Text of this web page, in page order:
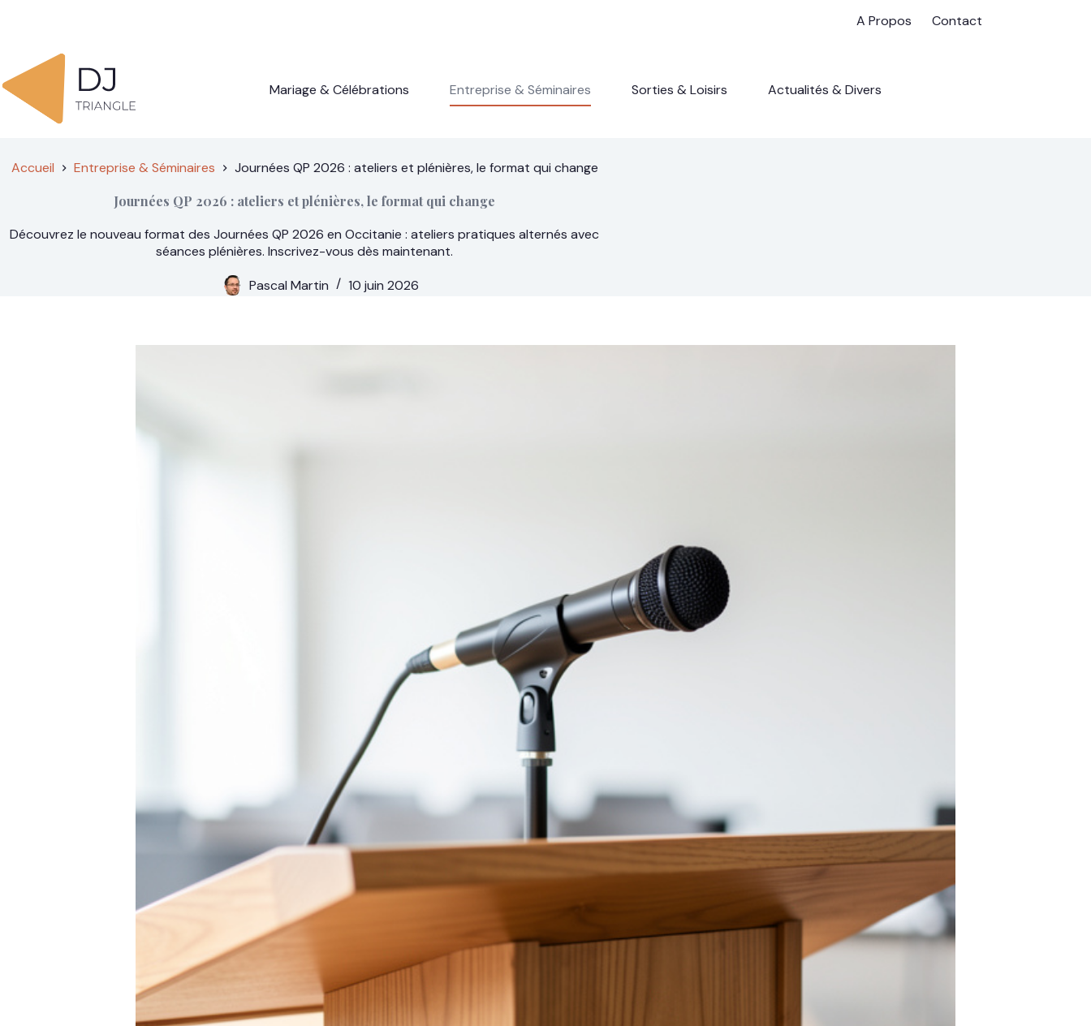
A Propos Contact
Mariage & Célébrations Entreprise & Séminaires Sorties & Loisirs Actualités & Divers
Accueil Entreprise & Séminaires
Journées QP 2026 : ateliers et plénières, le format qui change
Journées QP 2026 : ateliers et plénières, le format qui change
Découvrez le nouveau format des Journées QP 2026 en Occitanie : ateliers pratiques alternés avec
séances plénières. Inscrivez-vous dès maintenant.
Pascal Martin
10 juin 2026